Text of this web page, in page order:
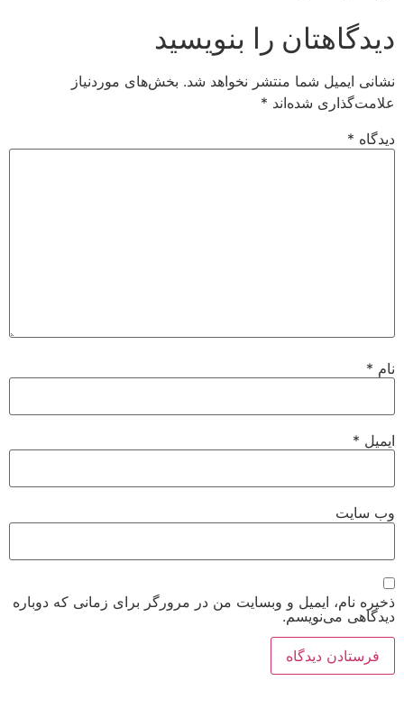
دیدگاهتان را بنویسید
نشانی ایمیل شما منتشر نخواهد شد. بخش‌های موردنیاز
علامت‌گذاری شده‌اند *
دیدگاه *
نام *
ایمیل *
وب‌ سایت
ذخیره نام، ایمیل و وبسایت من در مرورگر برای زمانی که دوباره
دیدگاهی می‌نویسم.